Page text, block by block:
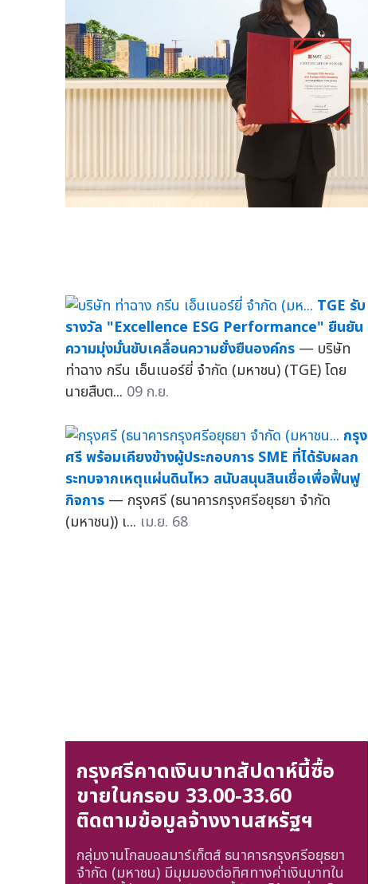
TGE รับ
รางวัล "Excellence ESG Performance" ยืนยัน
ความมุ่งมั่นขับเคลื่อนความยั่งยืนองค์กร — บริษัท
ท่าฉาง กรีน เอ็นเนอร์ยี่ จำกัด (มหาชน) (TGE) โดย
นายสืบต... 09 ก.ย.
กรุง
ศรี พร้อมเคียงข้างผู้ประกอบการ SME ที่ได้รับผลก
ระทบจากเหตุแผ่นดินไหว สนับสนุนสินเชื่อเพื่อฟื้นฟู
กิจการ — กรุงศรี (ธนาคารกรุงศรีอยุธยา จำกัด
(มหาชน)) เ... เม.ย. 68
กรุงศรีคาดเงินบาทสัปดาห์นี้ซื้อ
ขายในกรอบ 33.00-33.60
ติดตามข้อมูลจ้างงานสหรัฐฯ
กลุ่มงานโกลบอลมาร์เก็ตส์ ธนาคารกรุงศรีอยุธยา
จำกัด (มหาชน) มีมุมมองต่อทิศทางค่าเงินบาทใน